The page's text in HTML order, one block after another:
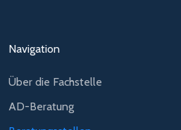
Navigation
Über die Fachstelle
AD-Beratung